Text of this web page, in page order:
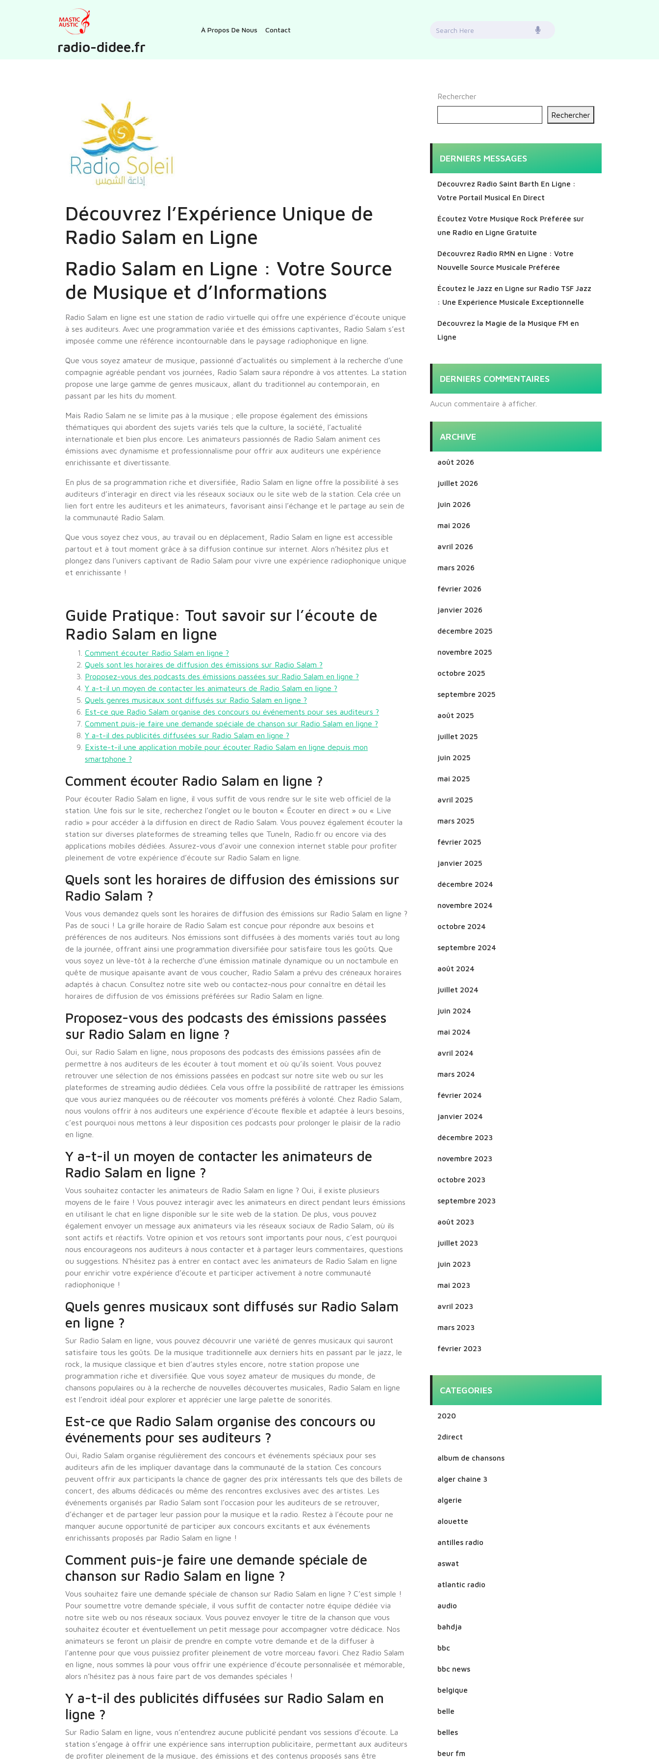
radio-didee.fr
À Propos De Nous Contact
Search
Découvrez l’Expérience Unique de
Radio Salam en Ligne
Radio Salam en Ligne : Votre Source
de Musique et d’Informations
Radio Salam en ligne est une station de radio virtuelle qui offre une expérience d’écoute unique
à ses auditeurs. Avec une programmation variée et des émissions captivantes, Radio Salam s’est
imposée comme une référence incontournable dans le paysage radiophonique en ligne.
Que vous soyez amateur de musique, passionné d’actualités ou simplement à la recherche d’une
compagnie agréable pendant vos journées, Radio Salam saura répondre à vos attentes. La station
propose une large gamme de genres musicaux, allant du traditionnel au contemporain, en
passant par les hits du moment.
Mais Radio Salam ne se limite pas à la musique ; elle propose également des émissions
thématiques qui abordent des sujets variés tels que la culture, la société, l’actualité
internationale et bien plus encore. Les animateurs passionnés de Radio Salam animent ces
émissions avec dynamisme et professionnalisme pour offrir aux auditeurs une expérience
enrichissante et divertissante.
En plus de sa programmation riche et diversifiée, Radio Salam en ligne offre la possibilité à ses
auditeurs d’interagir en direct via les réseaux sociaux ou le site web de la station. Cela crée un
lien fort entre les auditeurs et les animateurs, favorisant ainsi l’échange et le partage au sein de
la communauté Radio Salam.
Que vous soyez chez vous, au travail ou en déplacement, Radio Salam en ligne est accessible
partout et à tout moment grâce à sa diffusion continue sur internet. Alors n’hésitez plus et
plongez dans l’univers captivant de Radio Salam pour vivre une expérience radiophonique unique
et enrichissante !
Guide Pratique: Tout savoir sur l’écoute de
Radio Salam en ligne
Comment écouter Radio Salam en ligne ?
Quels sont les horaires de diffusion des émissions sur Radio Salam ?
Proposez-vous des podcasts des émissions passées sur Radio Salam en ligne ?
Y a-t-il un moyen de contacter les animateurs de Radio Salam en ligne ?
Quels genres musicaux sont diffusés sur Radio Salam en ligne ?
Est-ce que Radio Salam organise des concours ou événements pour ses auditeurs ?
Comment puis-je faire une demande spéciale de chanson sur Radio Salam en ligne ?
Y a-t-il des publicités diffusées sur Radio Salam en ligne ?
Existe-t-il une application mobile pour écouter Radio Salam en ligne depuis mon
smartphone ?
Comment écouter Radio Salam en ligne ?
Pour écouter Radio Salam en ligne, il vous suffit de vous rendre sur le site web officiel de la
station. Une fois sur le site, recherchez l’onglet ou le bouton « Écouter en direct » ou « Live
radio » pour accéder à la diffusion en direct de Radio Salam. Vous pouvez également écouter la
station sur diverses plateformes de streaming telles que TuneIn, Radio.fr ou encore via des
applications mobiles dédiées. Assurez-vous d’avoir une connexion internet stable pour profiter
pleinement de votre expérience d’écoute sur Radio Salam en ligne.
Quels sont les horaires de diffusion des émissions sur
Radio Salam ?
Vous vous demandez quels sont les horaires de diffusion des émissions sur Radio Salam en ligne ?
Pas de souci ! La grille horaire de Radio Salam est conçue pour répondre aux besoins et
préférences de nos auditeurs. Nos émissions sont diffusées à des moments variés tout au long
de la journée, offrant ainsi une programmation diversifiée pour satisfaire tous les goûts. Que
vous soyez un lève-tôt à la recherche d’une émission matinale dynamique ou un noctambule en
quête de musique apaisante avant de vous coucher, Radio Salam a prévu des créneaux horaires
adaptés à chacun. Consultez notre site web ou contactez-nous pour connaître en détail les
horaires de diffusion de vos émissions préférées sur Radio Salam en ligne.
Proposez-vous des podcasts des émissions passées
sur Radio Salam en ligne ?
Oui, sur Radio Salam en ligne, nous proposons des podcasts des émissions passées afin de
permettre à nos auditeurs de les écouter à tout moment et où qu’ils soient. Vous pouvez
retrouver une sélection de nos émissions passées en podcast sur notre site web ou sur les
plateformes de streaming audio dédiées. Cela vous offre la possibilité de rattraper les émissions
que vous auriez manquées ou de réécouter vos moments préférés à volonté. Chez Radio Salam,
nous voulons offrir à nos auditeurs une expérience d’écoute flexible et adaptée à leurs besoins,
c’est pourquoi nous mettons à leur disposition ces podcasts pour prolonger le plaisir de la radio
en ligne.
Y a-t-il un moyen de contacter les animateurs de
Radio Salam en ligne ?
Vous souhaitez contacter les animateurs de Radio Salam en ligne ? Oui, il existe plusieurs
moyens de le faire ! Vous pouvez interagir avec les animateurs en direct pendant leurs émissions
en utilisant le chat en ligne disponible sur le site web de la station. De plus, vous pouvez
également envoyer un message aux animateurs via les réseaux sociaux de Radio Salam, où ils
sont actifs et réactifs. Votre opinion et vos retours sont importants pour nous, c’est pourquoi
nous encourageons nos auditeurs à nous contacter et à partager leurs commentaires, questions
ou suggestions. N’hésitez pas à entrer en contact avec les animateurs de Radio Salam en ligne
pour enrichir votre expérience d’écoute et participer activement à notre communauté
radiophonique !
Quels genres musicaux sont diffusés sur Radio Salam
en ligne ?
Sur Radio Salam en ligne, vous pouvez découvrir une variété de genres musicaux qui sauront
satisfaire tous les goûts. De la musique traditionnelle aux derniers hits en passant par le jazz, le
rock, la musique classique et bien d’autres styles encore, notre station propose une
programmation riche et diversifiée. Que vous soyez amateur de musiques du monde, de
chansons populaires ou à la recherche de nouvelles découvertes musicales, Radio Salam en ligne
est l’endroit idéal pour explorer et apprécier une large palette de sonorités.
Est-ce que Radio Salam organise des concours ou
événements pour ses auditeurs ?
Oui, Radio Salam organise régulièrement des concours et événements spéciaux pour ses
auditeurs afin de les impliquer davantage dans la communauté de la station. Ces concours
peuvent offrir aux participants la chance de gagner des prix intéressants tels que des billets de
concert, des albums dédicacés ou même des rencontres exclusives avec des artistes. Les
événements organisés par Radio Salam sont l’occasion pour les auditeurs de se retrouver,
d’échanger et de partager leur passion pour la musique et la radio. Restez à l’écoute pour ne
manquer aucune opportunité de participer aux concours excitants et aux événements
enrichissants proposés par Radio Salam en ligne !
Comment puis-je faire une demande spéciale de
chanson sur Radio Salam en ligne ?
Vous souhaitez faire une demande spéciale de chanson sur Radio Salam en ligne ? C’est simple !
Pour soumettre votre demande spéciale, il vous suffit de contacter notre équipe dédiée via
notre site web ou nos réseaux sociaux. Vous pouvez envoyer le titre de la chanson que vous
souhaitez écouter et éventuellement un petit message pour accompagner votre dédicace. Nos
animateurs se feront un plaisir de prendre en compte votre demande et de la diffuser à
l’antenne pour que vous puissiez profiter pleinement de votre morceau favori. Chez Radio Salam
en ligne, nous sommes là pour vous offrir une expérience d’écoute personnalisée et mémorable,
alors n’hésitez pas à nous faire part de vos demandes spéciales !
Y a-t-il des publicités diffusées sur Radio Salam en
ligne ?
Sur Radio Salam en ligne, vous n’entendrez aucune publicité pendant vos sessions d’écoute. La
station s’engage à offrir une expérience sans interruption publicitaire, permettant aux auditeurs
de profiter pleinement de la musique, des émissions et des contenus proposés sans être
Rechercher
Rechercher
DERNIERS MESSAGES
Découvrez Radio Saint Barth En Ligne :
Votre Portail Musical En Direct
Écoutez Votre Musique Rock Préférée sur
une Radio en Ligne Gratuite
Découvrez Radio RMN en Ligne : Votre
Nouvelle Source Musicale Préférée
Écoutez le Jazz en Ligne sur Radio TSF Jazz
: Une Expérience Musicale Exceptionnelle
Découvrez la Magie de la Musique FM en
Ligne
DERNIERS COMMENTAIRES
Aucun commentaire à afficher.
ARCHIVE
août 2026
juillet 2026
juin 2026
mai 2026
avril 2026
mars 2026
février 2026
janvier 2026
décembre 2025
novembre 2025
octobre 2025
septembre 2025
août 2025
juillet 2025
juin 2025
mai 2025
avril 2025
mars 2025
février 2025
janvier 2025
décembre 2024
novembre 2024
octobre 2024
septembre 2024
août 2024
juillet 2024
juin 2024
mai 2024
avril 2024
mars 2024
février 2024
janvier 2024
décembre 2023
novembre 2023
octobre 2023
septembre 2023
août 2023
juillet 2023
juin 2023
mai 2023
avril 2023
mars 2023
février 2023
CATEGORIES
2020
2direct
album de chansons
alger chaine 3
algerie
alouette
antilles radio
aswat
atlantic radio
audio
bahdja
bbc
bbc news
belgique
belle
belles
beur fm